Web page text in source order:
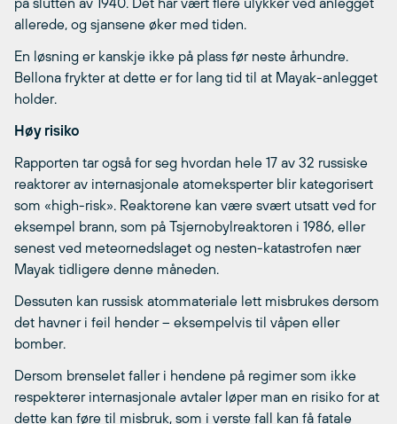
allerede, og sjansene øker med tiden.
En løsning er kanskje ikke på plass før neste århundre.
Bellona frykter at dette er for lang tid til at Mayak-anlegget
holder.
Høy risiko
Rapporten tar også for seg hvordan hele 17 av 32 russiske
reaktorer av internasjonale atomeksperter blir kategorisert
som «high-risk». Reaktorene kan være svært utsatt ved for
eksempel brann, som på Tsjernobylreaktoren i 1986, eller
senest ved meteornedslaget og nesten-katastrofen nær
Mayak tidligere denne måneden.
Dessuten kan russisk atommateriale lett misbrukes dersom
det havner i feil hender – eksempelvis til våpen eller
bomber.
Dersom brenselet faller i hendene på regimer som ikke
respekterer internasjonale avtaler løper man en risiko for at
dette kan føre til misbruk, som i verste fall kan få fatale